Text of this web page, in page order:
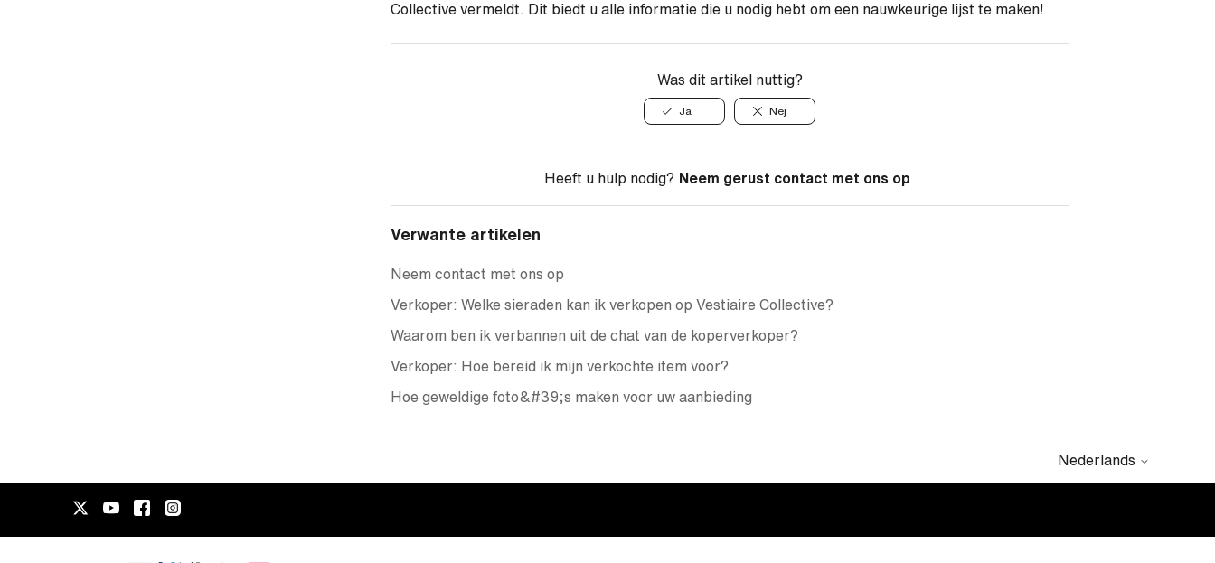
Collective vermeldt. Dit biedt u alle informatie die u nodig hebt om een ​​nauwkeurige lijst te maken!
Was dit artikel nuttig?
Ja Nej
Heeft u hulp nodig? Neem gerust contact met ons op
Verwante artikelen
Neem contact met ons op
Verkoper: Welke sieraden kan ik verkopen op Vestiaire Collective?
Waarom ben ik verbannen uit de chat van de koperverkoper?
Verkoper: Hoe bereid ik mijn verkochte item voor?
Hoe geweldige foto&#39;s maken voor uw aanbieding
Nederlands